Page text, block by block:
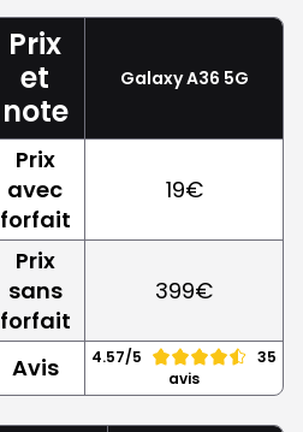
Prix
et
note
Galaxy A36 5G
Prix
avec
forfait
19€
Prix
sans
forfait
399€
Avis 4.57/5
35
avis